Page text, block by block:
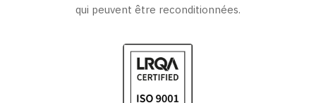
qui peuvent être reconditionnées.